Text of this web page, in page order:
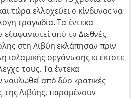
τώρα ελλοχεύει ο κίνδυνος να
τραγωδία. Τα έντεκα
από το Διεθνές
στη Λιβύη εκλάπησαν πριν
ισλαμικής οργάνωσης κι έκτοτε
τους. Τα έντεκα
από δύο κρατικές
της Λιβύης, παραμένουν